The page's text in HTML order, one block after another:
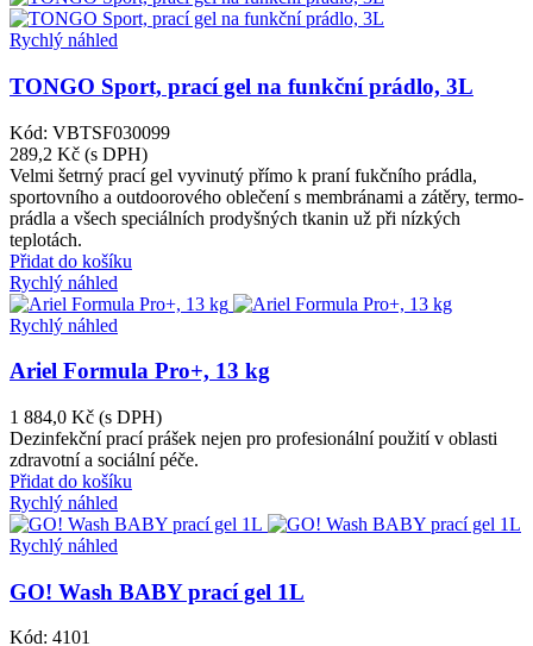
Rychlý náhled
TONGO Sport, prací gel na funkční prádlo, 3L
Kód: VBTSF030099
289,2 Kč (s DPH)
Velmi šetrný prací gel vyvinutý přímo k praní fukčního prádla,
sportovního a outdoorového oblečení s membránami a zátěry, termo-
prádla a všech speciálních prodyšných tkanin už při nízkých
teplotách.
Přidat do košíku
Rychlý náhled
Rychlý náhled
Ariel Formula Pro+, 13 kg
1 884,0 Kč (s DPH)
Dezinfekční prací prášek nejen pro profesionální použití v oblasti
zdravotní a sociální péče.
Přidat do košíku
Rychlý náhled
Rychlý náhled
GO! Wash BABY prací gel 1L
Kód: 4101